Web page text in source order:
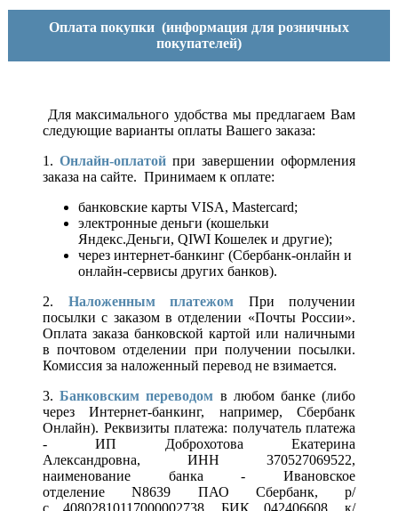
Оплата покупки (информация для розничных
покупателей)
Для максимального удобства мы предлагаем Вам
следующие варианты оплаты Вашего заказа:
1. Онлайн-оплатой при завершении оформления
заказа на сайте. Принимаем к оплате:
банковские карты VISA, Mastercard;
электронные деньги (кошельки
Яндекс.Деньги, QIWI Кошелек и другие);
через интернет-банкинг (Сбербанк-онлайн и
онлайн-сервисы других банков).
2. Наложенным платежом При получении
посылки с заказом в отделении «Почты России».
Оплата заказа банковской картой или наличными
в почтовом отделении при получении посылки.
Комиссия за наложенный перевод не взимается.
3.Банковским переводом в любом банке (либо
через Интернет-банкинг, например, Сбербанк
Онлайн). Реквизиты платежа: получатель платежа
- ИП Доброхотова Екатерина
Александровна, ИНН 370527069522,
наименование банка - Ивановское
отделение N8639 ПАО Сбербанк, р/